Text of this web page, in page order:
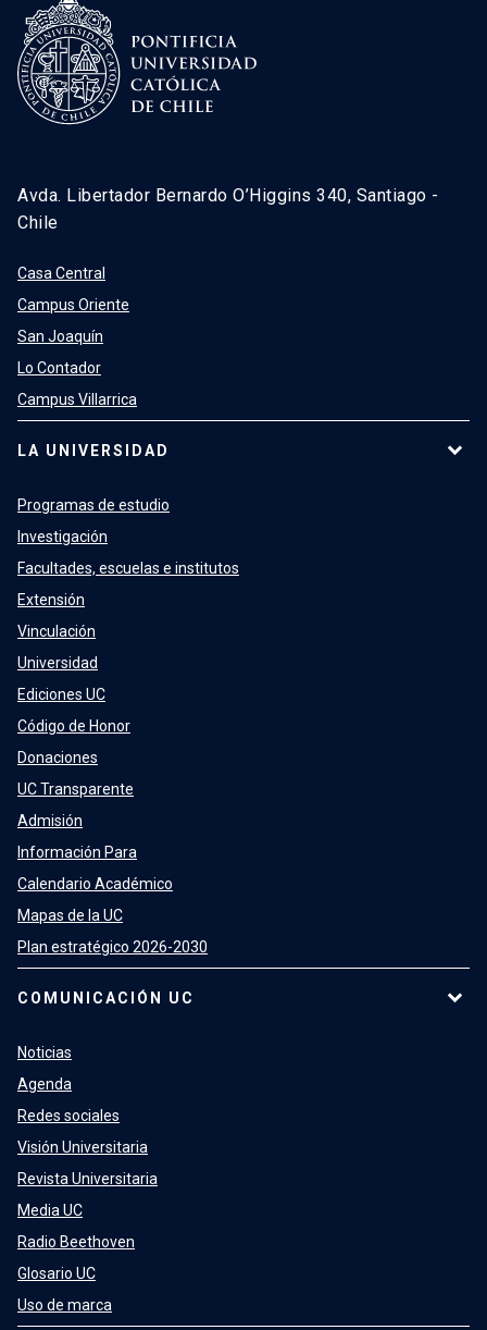
Avda. Libertador Bernardo O’Higgins 340, Santiago -
Chile
Casa Central
Campus Oriente
San Joaquín
Lo Contador
Campus Villarrica
LA UNIVERSIDAD
Programas de estudio
Investigación
Facultades, escuelas e institutos
Extensión
Vinculación
Universidad
Ediciones UC
Código de Honor
Donaciones
UC Transparente
Admisión
Información Para
Calendario Académico
Mapas de la UC
Plan estratégico 2026-2030
COMUNICACIÓN UC
Noticias
Agenda
Redes sociales
Visión Universitaria
Revista Universitaria
Media UC
Radio Beethoven
Glosario UC
Uso de marca